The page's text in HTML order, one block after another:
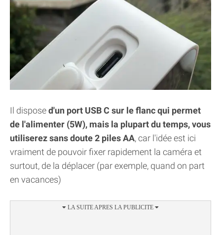
Il disposed'un port USB C sur le flanc qui permet
de l'alimenter (5W), mais la plupart du temps, vous
utiliserez sans doute 2 piles AA, car l'idée est ici
vraiment de pouvoir fixer rapidement la caméra et
surtout, de la déplacer (par exemple, quand on part
en vacances)